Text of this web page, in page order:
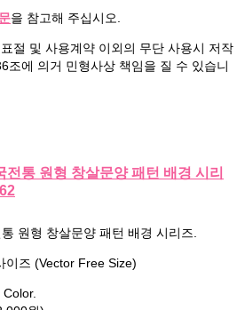
을 참고해 주십시오.
절 및 사용계약 이외의 무단 사용시 저작
조에 의거 민형사상 책임을 질 수 있습니
전통 원형 창살문양 패턴 배경 시리
원형 창살문양 패턴 배경 시리즈.
이즈 (Vector Free Size)